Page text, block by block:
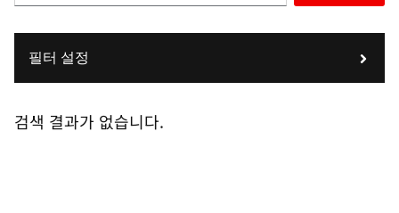
필터 설정
검색 결과가 없습니다.